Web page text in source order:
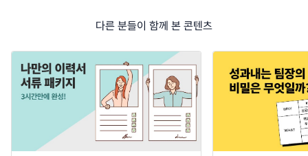
다른 분들이 함께 본 콘텐츠